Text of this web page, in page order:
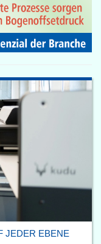
JEDER EBENE